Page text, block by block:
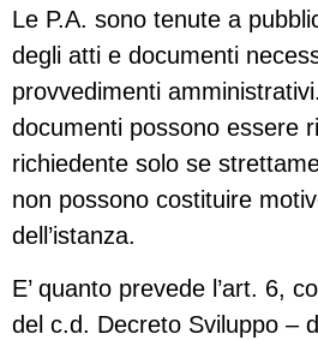
Le P.A. sono tenute a
degli atti e documenti
provvedimenti
documenti possono essere
richiedente solo se
non possono costituire
dell’istanza.
E’ quanto prevede l’art. 6,
del c.d. Decreto Sviluppo –